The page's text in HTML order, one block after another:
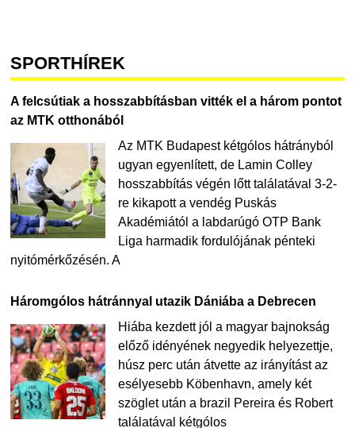
SPORTHÍREK
A felcsútiak a hosszabbításban vitték el a három pontot
az MTK otthonából
Az MTK Budapest kétgólos hátrányból
ugyan egyenlített, de Lamin Colley
hosszabbítás végén lőtt találatával 3-2-
re kikapott a vendég Puskás
Akadémiától a labdarúgó OTP Bank
Liga harmadik fordulójának pénteki
nyitómérkőzésén. A
Háromgólos hátránnyal utazik Dániába a Debrecen
Hiába kezdett jól a magyar bajnokság
előző idényének negyedik helyezettje,
húsz perc után átvette az irányítást az
esélyesebb Köbenhavn, amely két
szöglet után a brazil Pereira és Robert
találatával kétgólos